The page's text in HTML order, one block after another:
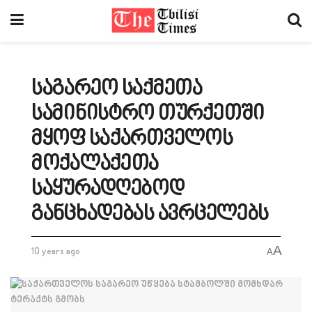
საგარეო საქმეთა
სამინისტრო თურქეთში
მყოფ საქართველოს
მოქალაქეთა
საყურადღებოდ
განცხადებას ავრცელებს
10 years ago AA